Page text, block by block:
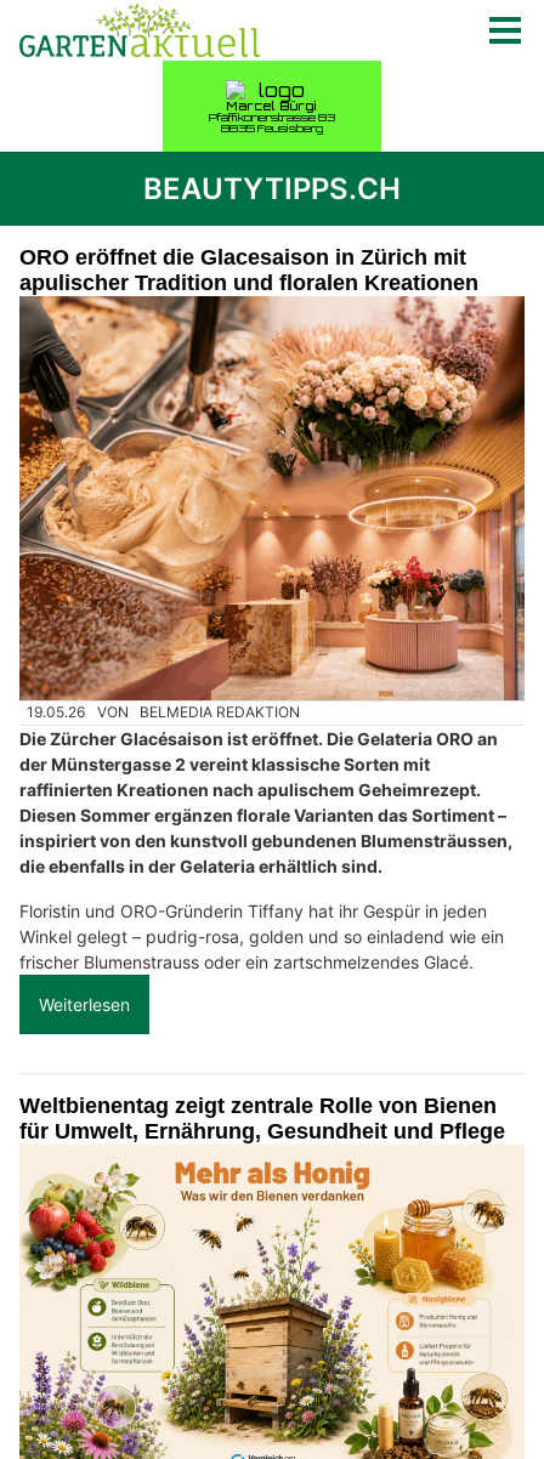
BEAUTYTIPPS.CH
ORO eröffnet die Glacesaison in Zürich mit
apulischer Tradition und floralen Kreationen
19.05.26 VON BELMEDIA REDAKTION
Die Zürcher Glacésaison ist eröffnet. Die Gelateria ORO an
der Münstergasse 2 vereint klassische Sorten mit
raffinierten Kreationen nach apulischem Geheimrezept.
Diesen Sommer ergänzen florale Varianten das Sortiment –
inspiriert von den kunstvoll gebundenen Blumensträussen,
die ebenfalls in der Gelateria erhältlich sind.
Floristin und ORO-Gründerin Tiffany hat ihr Gespür in jeden
Winkel gelegt – pudrig-rosa, golden und so einladend wie ein
frischer Blumenstrauss oder ein zartschmelzendes Glacé.
Weiterlesen
Weltbienentag zeigt zentrale Rolle von Bienen
für Umwelt, Ernährung, Gesundheit und Pflege